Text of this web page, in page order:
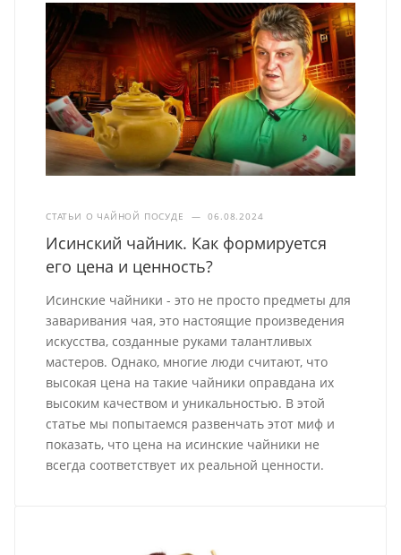
СТАТЬИ О ЧАЙНОЙ ПОСУДЕ — 06.08.2024
Исинский чайник. Как формируется
его цена и ценность?
Исинские чайники - это не просто предметы для
заваривания чая, это настоящие произведения
искусства, созданные руками талантливых
мастеров. Однако, многие люди считают, что
высокая цена на такие чайники оправдана их
высоким качеством и уникальностью. В этой
статье мы попытаемся развенчать этот миф и
показать, что цена на исинские чайники не
всегда соответствует их реальной ценности.